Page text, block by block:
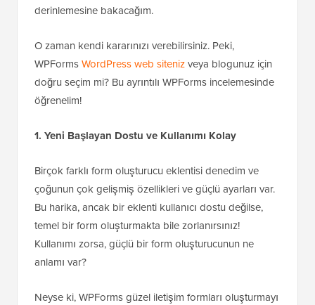
derinlemesine bakacağım.
O zaman kendi kararınızı verebilirsiniz. Peki,
WPFormsWordPress web sitenizveya blogunuz için
doğru seçim mi? Bu ayrıntılı WPForms incelemesinde
öğrenelim!
1. Yeni Başlayan Dostu ve Kullanımı Kolay
Birçok farklı form oluşturucu eklentisi denedim ve
çoğunun çok gelişmiş özellikleri ve güçlü ayarları var.
Bu harika, ancak bir eklenti kullanıcı dostu değilse,
temel bir form oluşturmakta bile zorlanırsınız!
Kullanımı zorsa, güçlü bir form oluşturucunun ne
anlamı var?
Neyse ki, WPForms güzel iletişim formları oluşturmayı